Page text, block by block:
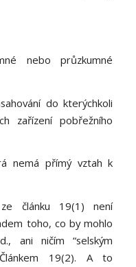
nebo průzkumné
do kterýchkoli
zařízení pobřežního
nemá přímý vztah k
článku 19(1) není
toho, co by mohlo
ani ničím “selským
19(2). A to